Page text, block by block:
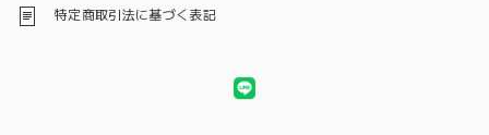
特定商取引法に基づく表記